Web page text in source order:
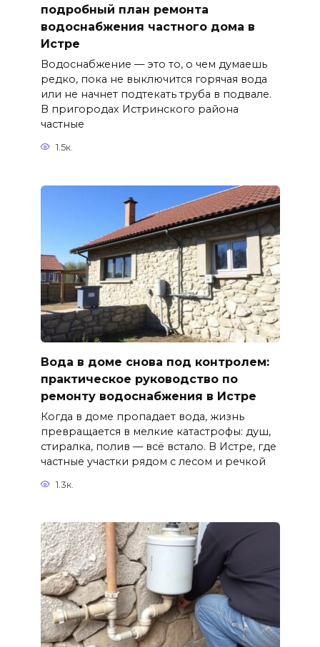
подробный план ремонта
водоснабжения частного дома в
Истре
Водоснабжение — это то, о чем думаешь
редко, пока не выключится горячая вода
или не начнет подтекать труба в подвале.
В пригородах Истринского района
частные
1.5к.
Вода в доме снова под контролем:
практическое руководство по
ремонту водоснабжения в Истре
Когда в доме пропадает вода, жизнь
превращается в мелкие катастрофы: душ,
стиралка, полив — всё встало. В Истре, где
частные участки рядом с лесом и речкой
1.3к.